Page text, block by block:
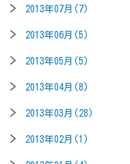
2013年07月(7)
2013年06月(5)
2013年05月(5)
2013年04月(8)
2013年03月(28)
2013年02月(1)